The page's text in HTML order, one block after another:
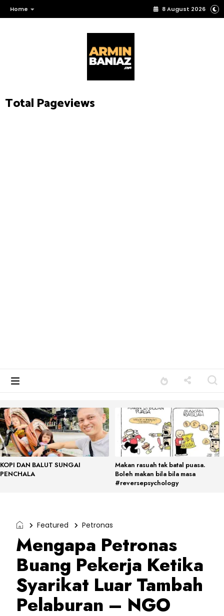
Home 8 August 2026
Total Pageviews
KOPI DAN BALUT SUNGAI
PENCHALA
Makan rasuah tak batal puasa.
Boleh makan bila bila masa
#reversepsychology
Featured Petronas
Mengapa Petronas
Buang Pekerja Ketika
Syarikat Luar Tambah
Pelaburan – NGO